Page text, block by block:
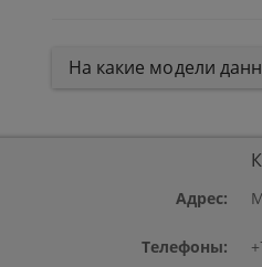
На какие модели
Адрес:
Телефоны: